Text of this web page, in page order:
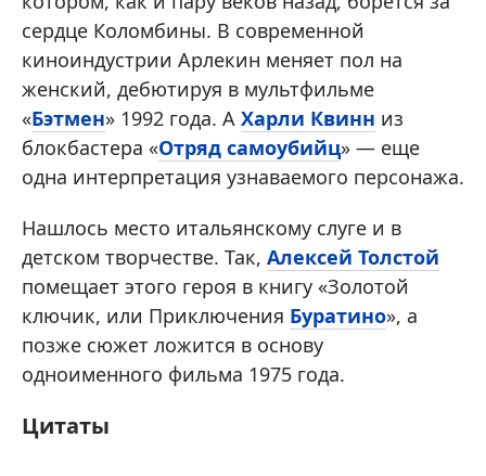
сердце Коломбины. В современной
киноиндустрии Арлекин меняет пол на
женский, дебютируя в мультфильме
«Бэтмен» 1992 года. А Харли Квинн из
блокбастера «Отряд самоубийц» — еще
одна интерпретация узнаваемого персонажа.
Нашлось место итальянскому слуге и в
детском творчестве. Так, Алексей Толстой
помещает этого героя в книгу «Золотой
ключик, или Приключения Буратино», а
позже сюжет ложится в основу
одноименного фильма 1975 года.
Цитаты